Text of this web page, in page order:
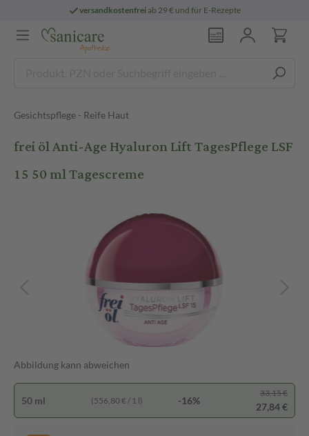
versandkostenfreiab 29 € und für E-Rezepte
Gesichtspflege - Reife Haut
frei öl Anti-Age Hyaluron Lift TagesPflege LSF
15 50 ml Tagescreme
Abbildung kann abweichen
50 ml (556,80 € / 1 l) -16%
33,15 €
27,84 €